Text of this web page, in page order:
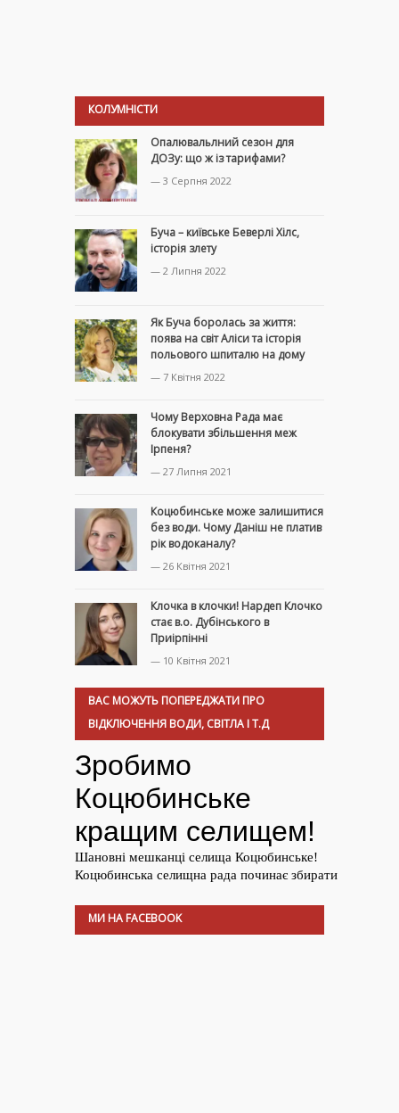
КОЛУМНІСТИ
Опалювальлний сезон для
ДОЗу: що ж із тарифами?
— 3 Серпня 2022
Буча – київське Беверлі Хілс,
історія злету
— 2 Липня 2022
Як Буча боролась за життя:
поява на світ Аліси та історія
польового шпиталю на дому
— 7 Квітня 2022
Чому Верховна Рада має
блокувати збільшення меж
Ірпеня?
— 27 Липня 2021
Коцюбинське може залишитися
без води. Чому Даніш не платив
рік водоканалу?
— 26 Квітня 2021
Клочка в клочки! Нардеп Клочко
стає в.о. Дубінського в
Приірпінні
— 10 Квітня 2021
ВАС МОЖУТЬ ПОПЕРЕДЖАТИ ПРО
ВІДКЛЮЧЕННЯ ВОДИ, СВІТЛА І Т.Д
МИ НА FACEBOOK